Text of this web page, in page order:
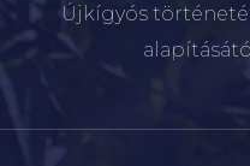
Újkígyós